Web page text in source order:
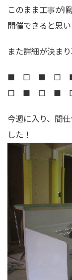
このまま工事が
開催できると思い
また詳細が決ま
■ □ ■ □
□ ■ □ ■
今週に入り、間
した！